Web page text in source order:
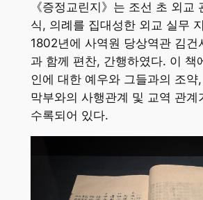
《증정교린지》는 조선 초 외교
식, 의례를 집대성한 외교 실무
1802년에 사역원 당상역관 김건
과 함께 편찬, 간행하였다. 이 책
인에 대한 예우와 그들과의 조약
막부와의 사행관계 및 교역 관계
수록되어 있다.